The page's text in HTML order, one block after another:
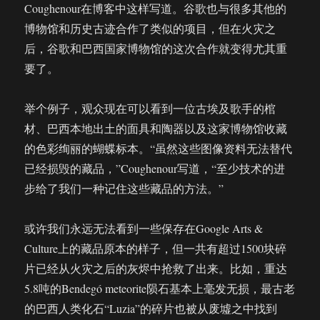
Coughenour在博客中这样写道。谷歌也与很多其他的
博物馆和历史古迹合作了类似的项目，但在火灾之
后，谷歌和巴西国家博物馆的这次合作就变得尤其重
要了。
举个例子，观众现在可以看到一位古埃及歌手的棺
材、巴西本地出土的面具和陶器以及这家博物馆收藏
的色彩绚丽的蝴蝶标本。“虽然这些图像资料无法替代
已经损毁的藏品，”Coughenour写道，“至少技术的进
步给了我们一种记住这些藏品的方法。”
或许我们永远无法看到一些保存在Google Arts &
Culture上的藏品原本的样子，但一共有超过1500块碎
片已经从火灾之后的灰烬中抢救了出来。比如，重达
5.8吨的Bendegó meteorite陨石基本上毫发无损，最古老
的巴西人类化石“Luzia”的碎片也被从废墟之中找到